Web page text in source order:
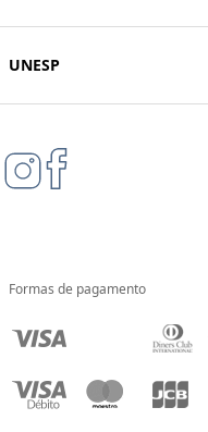
UNESP
Formas de pagamento